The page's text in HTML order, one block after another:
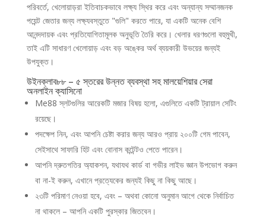
পরিবর্তে, খেলোয়াড়রা ইতিবাচকভাবে লক্ষ্য স্থির করে এবং অন্যান্য সম্মানজনক
পয়েন্ট জেতার জন্য লক্ষ্যবস্তুতে "গুলি" করতে পারে, যা একটি অনেক বেশি
আনন্দদায়ক এবং প্রতিযোগিতামূলক অনুভূতি তৈরি করে। খেলার ধরণগুলো বহুমুখী,
তাই এটি সাধারণ খেলোয়াড় এবং বড় অঙ্কের অর্থ ব্যয়কারী উভয়ের জন্যই
উপযুক্ত।
উইনক্লাব৮৮ – ৫ স্তরের উন্নত ব্যবস্থা সহ মালয়েশিয়ার সেরা
অনলাইন ক্যাসিনো
Me88 স্লটগুলির আরেকটি মজার বিষয় হলো, এগুলিতে একটি ট্রায়াল সেটিং
রয়েছে।
পদক্ষেপ নিন, এবং আপনি চেষ্টা করার জন্য আরও প্রায় ২০০টি গেম পাবেন,
সেইসাথে সাফারি হিট এবং বোনাস কন্টেন্টও পেতে পারেন।
আপনি দ্রুতগতির অ্যাকশন, যথাযথ কার্ড বা গভীর লাইভ জ্ঞান উপভোগ করুন
বা না-ই করুন, এখানে প্রত্যেকের জন্যই কিছু না কিছু আছে।
২৩টি পরিমাণ নেওয়া হবে, এবং – অথবা কোনো অনুমান আগে থেকে নির্বাচিত
না থাকলে – আপনি একটি পুরস্কার জিতবেন।